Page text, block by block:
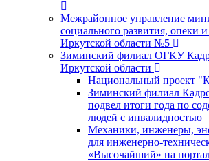
Межрайонное управление
социального развития, опеки
Иркутской области №5
Зиминский филиал ОГКУ
Иркутской области
Национальный проект
Зиминский филиал
подвел итоги года по
людей с инвалидностью
Механики, инженеры,
для инженерно-
«Высочайший» на